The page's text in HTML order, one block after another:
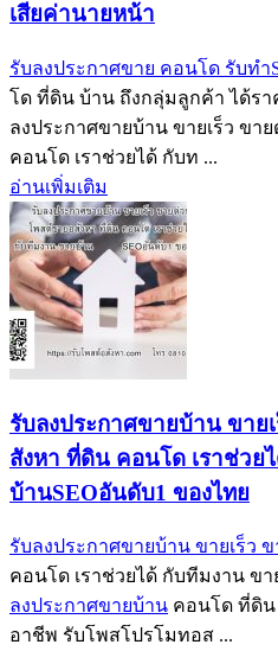
เสียค่านายหน้า
รับลงประกาศขาย คอนโด รับทำ
โด ที่ดิน บ้าน ถึงกลุ่มลูกค้า ได้รา
ลงประกาศขายบ้าน ขายเร็ว ขา
คอนโด เราช่วยได้ กับท ...
อ่านเพิ่มเติม
รับลงประกาศขายบ้าน ขาย
สังหา ที่ดิน คอนโด เราช่วย
บ้านSEOอันดับ1 ของไทย
รับลงประกาศขายบ้าน ขายเร็ว
คอนโด เราช่วยได้ กับทีมงาน ข
ลงประกาศขายบ้าน คอนโด ที่ดิน
อาชีพ รับโพสโปรโมทอส ...